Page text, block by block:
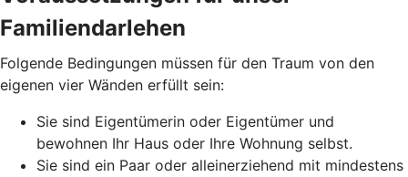
Familiendarlehen
Folgende Bedingungen müssen für den Traum von den
eigenen vier Wänden erfüllt sein:
Sie sind Eigentümerin oder Eigentümer und
bewohnen Ihr Haus oder Ihre Wohnung selbst.
Sie sind ein Paar oder alleinerziehend mit mindestens